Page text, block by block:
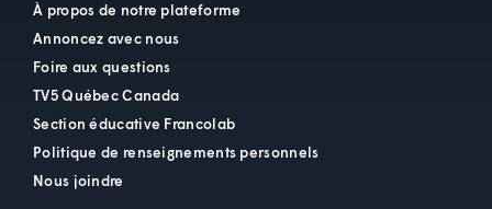
À propos de notre plateforme
Annoncez avec nous
Foire aux questions
TV5 Québec Canada
Section éducative Francolab
Politique de renseignements personnels
Nous joindre